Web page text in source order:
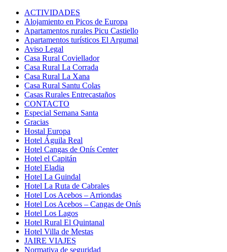
ACTIVIDADES
Alojamiento en Picos de Europa
Apartamentos rurales Picu Castiello
Apartamentos turísticos El Argumal
Aviso Legal
Casa Rural Coviellador
Casa Rural La Corrada
Casa Rural La Xana
Casa Rural Santu Colas
Casas Rurales Entrecastaños
CONTACTO
Especial Semana Santa
Gracias
Hostal Europa
Hotel Águila Real
Hotel Cangas de Onís Center
Hotel el Capitán
Hotel Eladia
Hotel La Guindal
Hotel La Ruta de Cabrales
Hotel Los Acebos – Arriondas
Hotel Los Acebos – Cangas de Onís
Hotel Los Lagos
Hotel Rural El Quintanal
Hotel Villa de Mestas
JAIRE VIAJES
Normativa de seguridad